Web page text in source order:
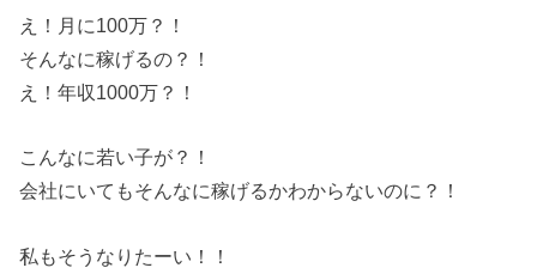
え！月に100万？！
そんなに稼げるの？！
え！年収1000万？！
こんなに若い子が？！
会社にいてもそんなに稼げるかわからないのに？！
私もそうなりたーい！！